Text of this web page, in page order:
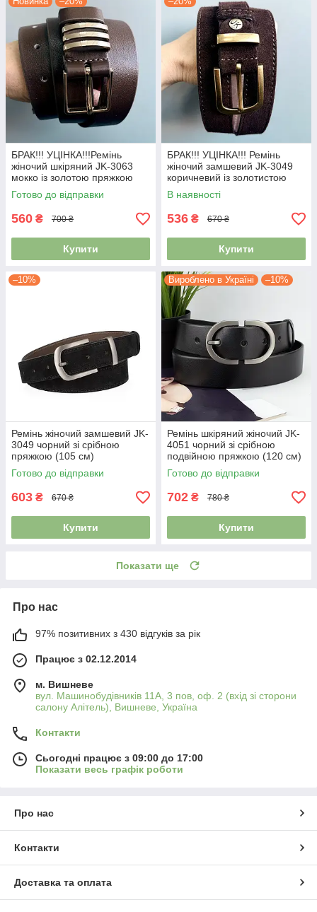
БРАК!!! УЦІНКА!!!Ремінь
жіночий шкіряний JK-3063
мокко із золотою пряжкою
(118 см)
Готово до відправки
560 ₴ 700 ₴
Купити
БРАК!!! УЦІНКА!!! Ремінь
жіночий замшевий JK-3049
коричневий із золотистою
пряжкою (113см)
В наявності
536 ₴ 670 ₴
Купити
–10%
Ремінь жіночий замшевий JK-
3049 чорний зі срібною
пряжкою (105 см)
Готово до відправки
603 ₴ 670 ₴
Купити
Вироблено в Україні –10%
Ремінь шкіряний жіночий JK-
4051 чорний зі срібною
подвійною пряжкою (120 см)
Готово до відправки
702 ₴ 780 ₴
Купити
Показати ще
Про нас
97% позитивних з 430 відгуків за рік
Працює з 02.12.2014
м. Вишневе
вул. Машинобудівників 11А, 3 пов, оф. 2 (вхід зі сторони
салону Алітель), Вишневе, Україна
Контакти
Сьогодні працює з 09:00 до 17:00
Показати весь графік роботи
Про нас
Контакти
Доставка та оплата